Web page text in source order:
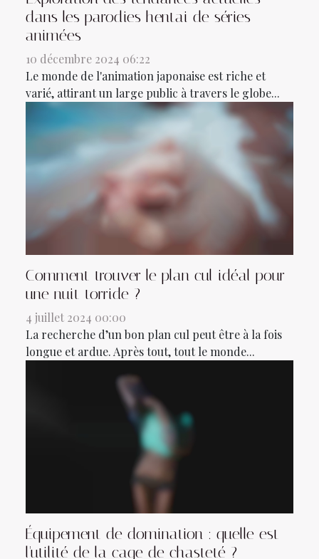
dans les parodies hentai de séries
animées
10 décembre 2024 06:22
Le monde de l'animation japonaise est riche et
varié, attirant un large public à travers le globe...
Comment trouver le plan cul idéal pour
une nuit torride ?
4 juillet 2024 00:00
La recherche d’un bon plan cul peut être à la fois
longue et ardue. Après tout, tout le monde...
Équipement de domination : quelle est
l'utilité de la cage de chasteté ?